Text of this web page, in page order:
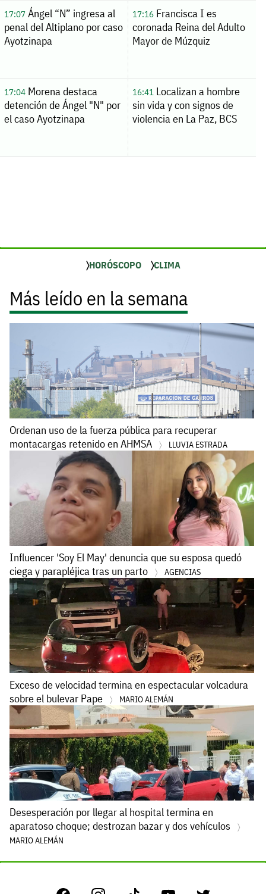
17:07Ángel “N” ingresa al
penal del Altiplano por caso
Ayotzinapa
17:16Francisca I es
coronada Reina del Adulto
Mayor de Múzquiz
17:04Morena destaca
detención de Ángel "N" por
el caso Ayotzinapa
16:41Localizan a hombre
sin vida y con signos de
violencia en La Paz, BCS
HORÓSCOPO CLIMA
Más leído en la semana
Ordenan uso de la fuerza pública para recuperar
montacargas retenido en AHMSA
LLUVIA ESTRADA
Influencer 'Soy El May' denuncia que su esposa quedó
ciega y parapléjica tras un parto
AGENCIAS
Exceso de velocidad termina en espectacular volcadura
sobre el bulevar Pape
MARIO ALEMÁN
Desesperación por llegar al hospital termina en
aparatoso choque; destrozan bazar y dos vehículos
MARIO ALEMÁN